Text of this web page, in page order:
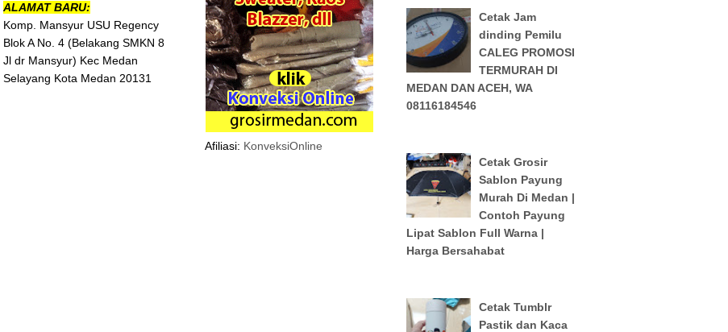
ALAMAT BARU:
Komp. Mansyur USU Regency
Blok A No. 4 (Belakang SMKN 8
Jl dr Mansyur) Kec Medan
Selayang Kota Medan 20131
Afiliasi: KonveksiOnline
Cetak Jam
dinding Pemilu
CALEG PROMOSI
TERMURAH DI
MEDAN DAN ACEH, WA
08116184546
Cetak Grosir
Sablon Payung
Murah Di Medan |
Contoh Payung
Lipat Sablon Full Warna |
Harga Bersahabat
Cetak Tumblr
Pastik dan Kaca